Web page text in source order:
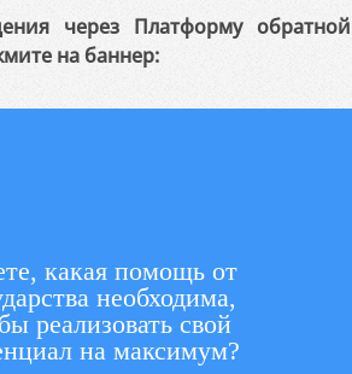
через Платформу
на баннер:
какая помощь от
необходима,
реализовать свой
на максимум?